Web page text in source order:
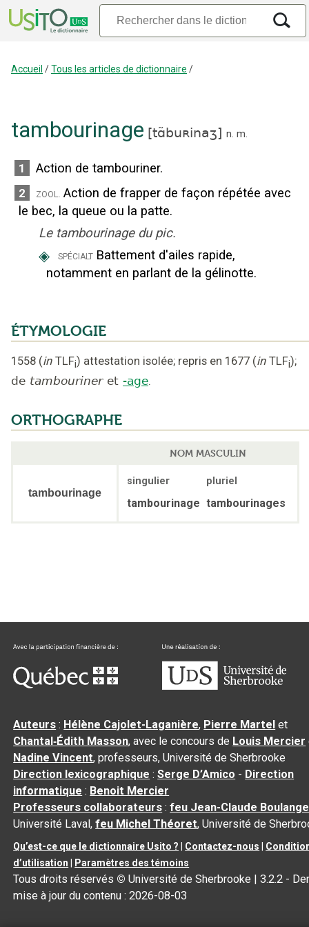
Accueil /Tous les articles de dictionnaire /
tambourinage [tɑ̃buʀinaʒ] n. m.
1 Action de tambouriner.
2 zool. Action de frapper de façon répétée avec
le bec, la queue ou la patte.
Le tambourinage du pic.
◈ spécialt Battement d'ailes rapide,
notamment en parlant de la gélinotte.
ÉTYMOLOGIE
1558 (in TLFi) attestation isolée; repris en 1677 (in TLFi);
de tambouriner et -age.
ORTHOGRAPHE
NOM MASCULIN
tambourinage
singulier pluriel
tambourinage tambourinages
Auteurs : Hélène Cajolet-Laganière, Pierre Martel et
Chantal‑Édith Masson, avec le concours de Louis Mercier
Nadine Vincent, professeurs, Université de Sherbrooke
Direction lexicographique :Serge D’Amico - Direction
informatique : Benoit Mercier
Professeurs collaborateurs :feu Jean-Claude
Université Laval,feu Michel Théoret, Université de
Qu’est-ce que le dictionnaire Usito ? Contactez-nous
d’utilisation
Paramètres des témoins
Tous droits réservés © Université de Sherbrooke |3.2.2 -
mise à jour du contenu :2026-08-03